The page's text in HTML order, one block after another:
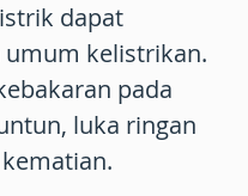
dapat
umum kelistrikan.
pada
luka ringan